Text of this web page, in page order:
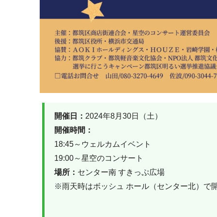
開催日： 2024年8月30日（土）
開催時間：
18:45～ウェルカムイベント
19:00～星空のコンサート
場所： センター南 すきっぷ広場
※雨天時はボッシュ ホール（センター北）で